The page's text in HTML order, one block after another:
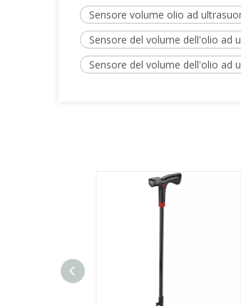
Sensore volume olio ad
Sensore del volume dell'olio ad
Sensore del volume dell'olio ad